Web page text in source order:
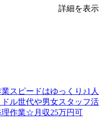
詳細を表示